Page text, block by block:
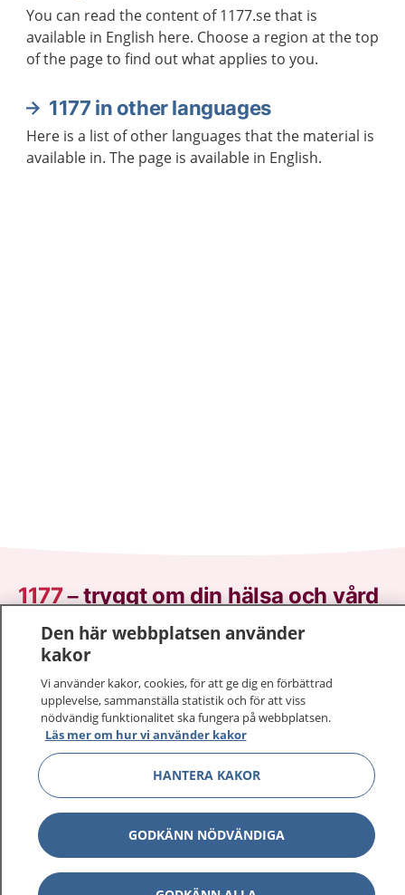
You can read the content of 1177.se that is
available in English here. Choose a region at the top
of the page to find out what applies to you.
1177 in other languages
Here is a list of other languages that the material is
available in. The page is available in English.
1177–tryggt om din hälsa och vård
På 1177.se får du råd om hälsa och information om
sjukdomar och vilka mottagningar du kan kontakta.
Logga in för att läsa din journal och göra dina
vårdärenden. Ring telefonnummer 1177 för
sjukvårdsrådgivning dygnet runt.
1177 ger dig råd när du vill må bättre.
1177 på flera språk Show
Den här webbplatsen använder
kakor
Vi använder kakor, cookies, för att ge dig en förbättrad
upplevelse, sammanställa statistik och för att viss
nödvändig funktionalitet ska fungera på webbplatsen.
Läs mer om hur vi använder kakor
HANTERA KAKOR
GODKÄNN NÖDVÄNDIGA